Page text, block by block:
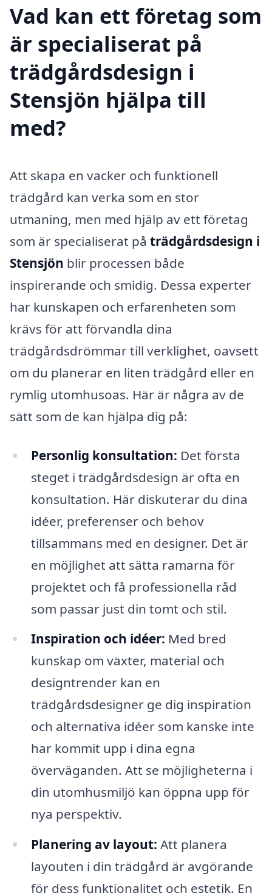
Vad kan ett företag som
är specialiserat på
trädgårdsdesign i
Stensjön hjälpa till
med?
Att skapa en vacker och funktionell
trädgård kan verka som en stor
utmaning, men med hjälp av ett företag
som är specialiserat på trädgårdsdesign i
Stensjön blir processen både
inspirerande och smidig. Dessa experter
har kunskapen och erfarenheten som
krävs för att förvandla dina
trädgårdsdrömmar till verklighet, oavsett
om du planerar en liten trädgård eller en
rymlig utomhusoas. Här är några av de
sätt som de kan hjälpa dig på:
Personlig konsultation: Det första
steget i trädgårdsdesign är ofta en
konsultation. Här diskuterar du dina
idéer, preferenser och behov
tillsammans med en designer. Det är
en möjlighet att sätta ramarna för
projektet och få professionella råd
som passar just din tomt och stil.
Inspiration och idéer: Med bred
kunskap om växter, material och
designtrender kan en
trädgårdsdesigner ge dig inspiration
och alternativa idéer som kanske inte
har kommit upp i dina egna
överväganden. Att se möjligheterna i
din utomhusmiljö kan öppna upp för
nya perspektiv.
Planering av layout: Att planera
layouten i din trädgård är avgörande
för dess funktionalitet och estetik. En